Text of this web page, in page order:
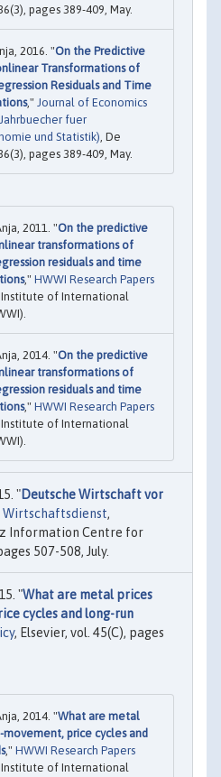
pages 389-409, May.
2016. "On the Predictive
Transformations of
Residuals and Time
," Journal of Economics
fuer
und Statistik) , De
pages 389-409, May.
2011. "On the predictive
transformations of
residuals and time
," HWWI Research Papers
Institute of International
2014. "On the predictive
transformations of
residuals and time
," HWWI Research Papers
Institute of International
"Deutsche Wirtschaft vor
Wirtschaftsdienst,
Information Centre for
507-508, July.
"What are metal prices
cycles and long-run
, Elsevier, vol. 45(C), pages
2014. "What are metal
movement, price cycles and
," HWWI Research Papers
Institute of International